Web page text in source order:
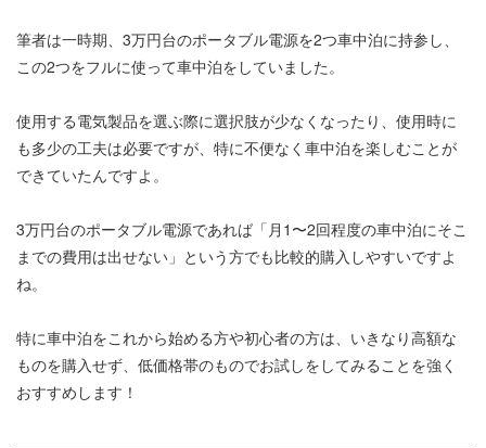
筆者は一時期、3万円台のポータブル電源を2つ車中泊に持参し、
この2つをフルに使って車中泊をしていました。
使用する電気製品を選ぶ際に選択肢が少なくなったり、使用時に
も多少の工夫は必要ですが、特に不便なく車中泊を楽しむことが
できていたんですよ。
3万円台のポータブル電源であれば「月1〜2回程度の車中泊にそこ
までの費用は出せない」という方でも比較的購入しやすいですよ
ね。
特に車中泊をこれから始める方や初心者の方は、いきなり高額な
ものを購入せず、低価格帯のものでお試しをしてみることを強く
おすすめします！